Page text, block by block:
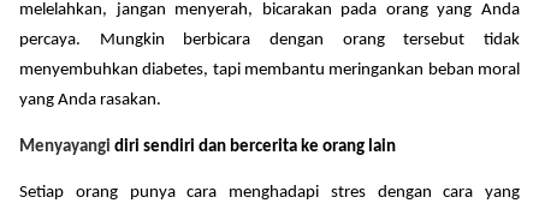
melelahkan, jangan menyerah, bicarakan pada orang yang Anda
percaya. Mungkin berbicara dengan orang tersebut tidak
menyembuhkan diabetes, tapi membantu meringankan beban moral
yang Anda rasakan.
Menyayangi diri sendiri dan bercerita ke orang lain
Setiap orang punya cara menghadapi stres dengan cara yang